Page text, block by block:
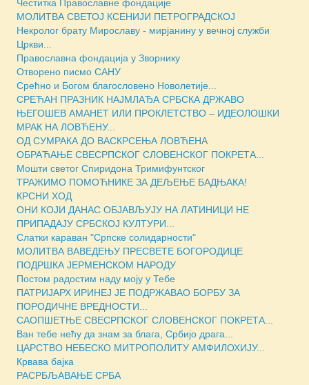
Честитка Православне фондације
МОЛИТВА СВЕТОЈ КСЕНИЈИ ПЕТРОГРАДСКОЈ
Некролог брату Мирославу - мирјанину у вечној служби
Цркви...
Православна фондација у Зворнику
Отворено писмо САНУ
Срећно и Богом благословено Новолетије...
СРЕЋАН ПРАЗНИК НАЈМЛАЂА СРБСКА ДРЖАВО
ЊЕГОШЕВ АМАНЕТ ИЛИ ПРОКЛЕТСТВО – ИДЕОЛОШКИ
МРАК НА ЛОВЋЕНУ...
ОД СУМРАКА ДО ВАСКРСЕЊА ЛОВЋЕНА
ОБРАЋАЊЕ СВЕСРПСКОГ СЛОВЕНСКОГ ПОКРЕТА...
Мошти светог Спиридона Тримифунтског
ТРАЖИМО ПОМОЋНИКЕ ЗА ДЕЉЕЊЕ БАДЊАКА!
КРСНИ ХОД
ОНИ КОЈИ ДАНАС ОБЈАВЉУЈУ НА ЛАТИНИЦИ НЕ
ПРИПАДАЈУ СРБСКОЈ КУЛТУРИ...
Слатки караван "Српске солидарности"
МОЛИТВА ВАВЕДЕЊУ ПРЕСВЕТЕ БОГОРОДИЦЕ
ПОДРШКА ЈЕРМЕНСКОМ НАРОДУ
Постом радостим наду моју у Тебе
ПАТРИЈАРХ ИРИНЕЈ ЈЕ ПОДРЖАВАО БОРБУ ЗА
ПОРОДИЧНЕ ВРЕДНОСТИ...
САОПШЕТЊЕ СВЕСРПСКОГ СЛОВЕНСКОГ ПОКРЕТА...
Ван тебе нећу да знам за блага, Србијо драга...
ЦАРСТВО НЕБЕСКО МИТРОПОЛИТУ АМФИЛОХИЈУ...
Крвава бајка
РАСРБЉАВАЊЕ СРБА